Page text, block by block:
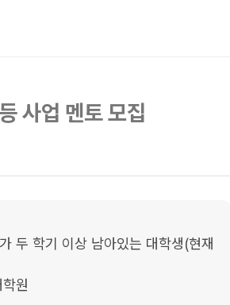
사업 멘토 모집
두 학기 이상 남아있는 대학생(현재
원